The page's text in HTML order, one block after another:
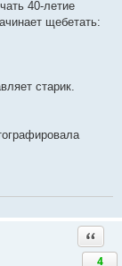
40-летие
щебетать:
старик.
4